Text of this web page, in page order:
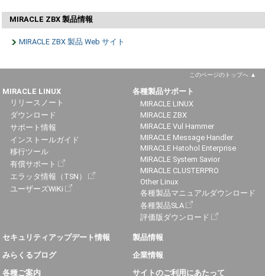
MIRACLE ZBX 製品情報
MIRACLE ZBX 製品 Web サイト
このページのトップへ
MIRACLE LINUX
リリースノート
ダウンロード
サポート情報
インストールガイド
移行ツール
有償サポート
エラッタ情報（TSN）
ユーザーズWiKi
各種製品サポート
MIRACLE LINUX
MIRACLE ZBX
MIRACLE Vul Hammer
MIRACLE Message Handler
MIRACLE Hatohol Enterprise
MIRACLE System Savior
MIRACLE CLUSTERPRO
Other Linux
各種製品マニュアルダウンロード
各種製品SLA
評価版ダウンロード
セキュリティアップデート情報
みらくるブログ
各種ご案内
製品情報
企業情報
サイトのご利用にあたって